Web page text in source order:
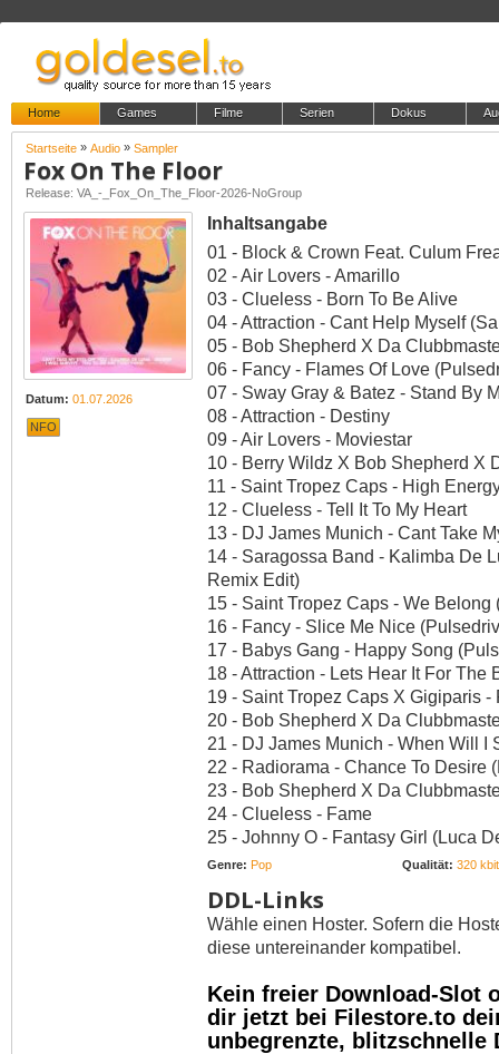
Home Games Filme Serien Dokus
Startseite » Audio » Sampler
Fox On The Floor
Release: VA_-_Fox_On_The_Floor-2026-NoGroup
Datum: 01.07.2026
NFO
Inhaltsangabe
01 - Block & Crown Feat. Culum
02 - Air Lovers - Amarillo
03 - Clueless - Born To Be Alive
04 - Attraction - Cant Help Myself
05 - Bob Shepherd X Da
06 - Fancy - Flames Of Love
07 - Sway Gray & Batez - Stand By
08 - Attraction - Destiny
09 - Air Lovers - Moviestar
10 - Berry Wildz X Bob Shepherd X
11 - Saint Tropez Caps - High
12 - Clueless - Tell It To My Heart
13 - DJ James Munich - Cant Take
14 - Saragossa Band - Kalimba De
Remix Edit)
15 - Saint Tropez Caps - We
16 - Fancy - Slice Me Nice
17 - Babys Gang - Happy Song
18 - Attraction - Lets Hear It For The
19 - Saint Tropez Caps X Gigiparis -
20 - Bob Shepherd X Da
21 - DJ James Munich - When Will I
22 - Radiorama - Chance To Desire
23 - Bob Shepherd X Da
24 - Clueless - Fame
25 - Johnny O - Fantasy Girl (Luca
Genre: Pop Qualität: 320
DDL-Links
Wähle einen Hoster. Sofern die
diese untereinander kompatibel.
Kein freier Download-Slot
dir jetzt bei Filestore.to
unbegrenzte, blitzschnelle